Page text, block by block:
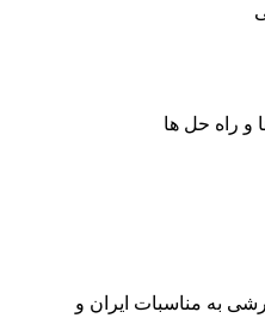
و راه حل ها
به مناسبات ایران و